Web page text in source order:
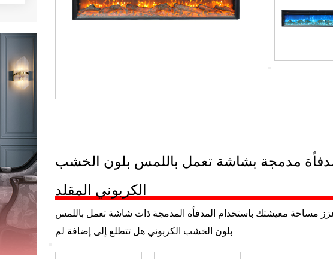
مدمجة بشاشة تعمل باللمس بلون الخشب
الكربوني المقلد
مساحة معيشتك باستخدام المدفأة المدمجة ذات شاشة تعمل باللمس
بلون الخشب الكربوني هل تتطلع إلى إضافة لم